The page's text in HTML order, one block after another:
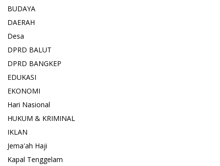
BUDAYA
DAERAH
Desa
DPRD BALUT
DPRD BANGKEP
EDUKASI
EKONOMI
Hari Nasional
HUKUM & KRIMINAL
IKLAN
Jema'ah Haji
Kapal Tenggelam